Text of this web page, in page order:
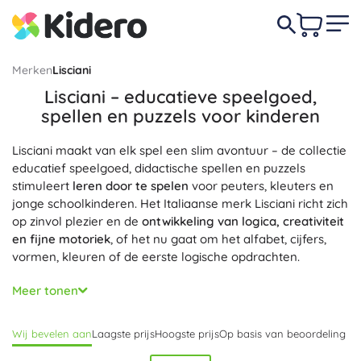
MerkenLisciani
Lisciani – educatieve speelgoed,
spellen en puzzels voor kinderen
Lisciani maakt van elk spel een slim avontuur – de collectie
educatief speelgoed, didactische spellen en puzzels
stimuleert leren door te spelen voor peuters, kleuters en
jonge schoolkinderen. Het Italiaanse merk Lisciani richt zich
op zinvol plezier en de ontwikkeling van logica, creativiteit
en fijne motoriek, of het nu gaat om het alfabet, cijfers,
vormen, kleuren of de eerste logische opdrachten.
In het assortiment van Lisciani vind je Lisciani-kinderpuzzels
met grote stukken, 2-in-1 puzzels met leeractiviteiten,
trainen, en interactieve Carotina-sets met een pratende
pen die directe feedback geven en motiveren tot
Meer tonen
Wij bevelen aanLaagste prijsHoogste prijsOp basis van beoordeling